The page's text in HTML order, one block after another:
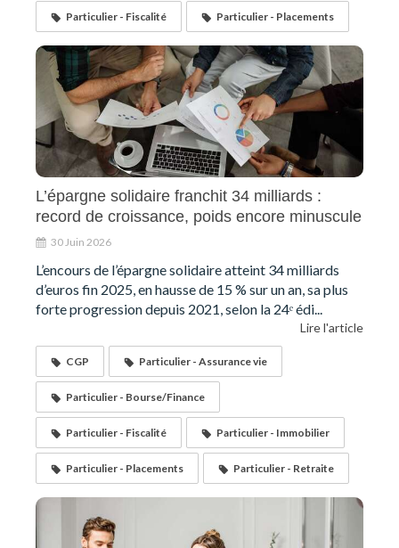
Particulier - Fiscalité Particulier - Placements
L’épargne solidaire franchit 34 milliards :
record de croissance, poids encore minuscule
30 Juin 2026
L’encours de l’épargne solidaire atteint 34 milliards
d’euros fin 2025, en hausse de 15 % sur un an, sa plus
forte progression depuis 2021, selon la 24ᵉ édi...
Lire l'article
CGP Particulier - Assurance vie
Particulier - Bourse/Finance
Particulier - Fiscalité Particulier - Immobilier
Particulier - Placements Particulier - Retraite